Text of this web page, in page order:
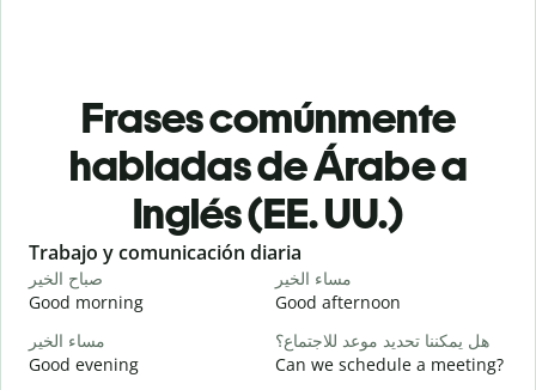
Frases comúnmente
habladas de Árabe a
Inglés (EE. UU.)
Slide 1 of 6
Trabajo y comunicación diaria
صباح الخير
Good morning
مساء الخير
Good afternoon
مساء الخير
Good evening
هل يمكننا تحديد موعد للاجتماع؟
Can we schedule a meeting?